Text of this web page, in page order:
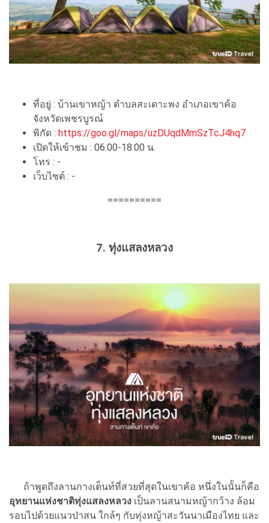
ที่อยู่ : บ้านเขาหญ้า ตำบลสะเดาะพง อำเภอเขาค้อ
จังหวัดเพชรบูรณ์
พิกัด : https://goo.gl/maps/uzDUqdMmSzTcJ4hq7
เปิดให้เข้าชม : 06.00-18.00 น.
โทร : -
เว็บไซต์ : -
==========
7. ทุ่งแสลงหลวง
ถ้าพูดถึงลานกางเต็นท์ที่สวยที่สุดในเขาค้อ หนึ่งในนั้นก็คือ
อุทยานแห่งชาติทุ่งแสลงหลวง เป็นลานสนามหญ้ากว้าง ล้อม
รอบไปด้วยแนวป่าสน ใกล้ๆ กับทุ่งหญ้าสะวันนาเมืองไทย และ